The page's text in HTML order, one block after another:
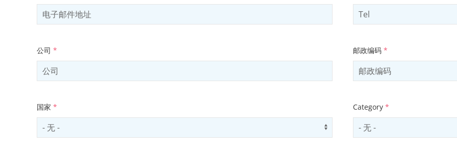
公司 * 邮政编码 *
国家 *
Select country Use arrow keys to navigate
Category *
Select contactCategory